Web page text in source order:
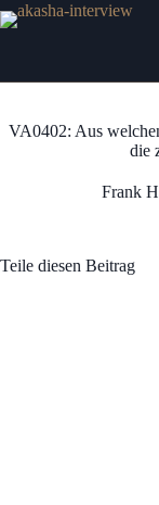
Zum
Inhalt
VA0402: Aus
die
Frank
Teile diesen Beitrag